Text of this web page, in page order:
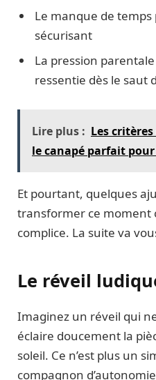
Le manque de
sécurisant
La pression
ressentie dès le saut
Lire plus : Les
le canapé parfait
Et pourtant, quelques
transformer ce moment
complice. La suite va
Le réveil
Imaginez un réveil qui
éclaire doucement la
soleil. Ce n’est plus un
compagnon